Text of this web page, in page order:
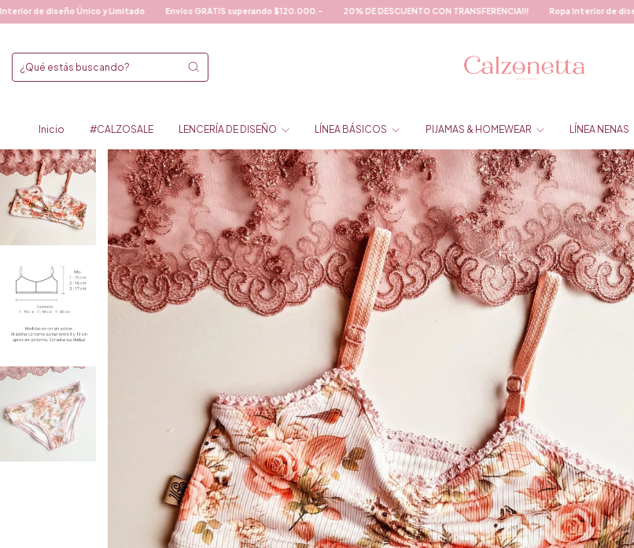
y Limitado Envíos GRATIS superando $120.000.- 20% DE DESCUENTO CON TRANSFERENCIA!!! Ropa Interior de diseño Único y Limitado
Inicio #CALZOSALE LENCERÍA DE DISEÑO LÍNEA BÁSICOS PIJAMAS & HOMEWEAR LÍNEA NENAS